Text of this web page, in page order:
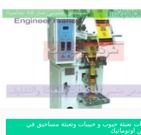
تعبئة حبوب و حبيبات وتعبئة مساحيق في
اوتوماتيك